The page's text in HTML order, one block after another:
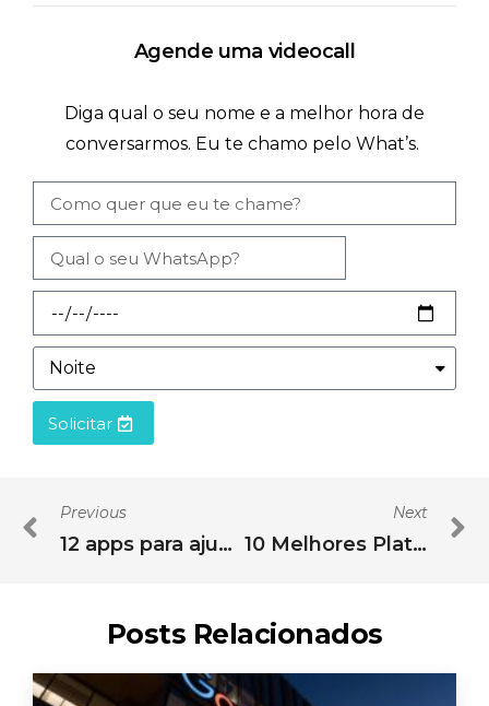
Agende uma videocall
Diga qual o seu nome e a melhor hora de
conversarmos. Eu te chamo pelo What’s.
Solicitar
Previous
12 apps para ajudar na transformação digital de sua empresa
Next
10 Melhores Plataformas de e-Commerce para Loja Virtual 2023
Posts Relacionados